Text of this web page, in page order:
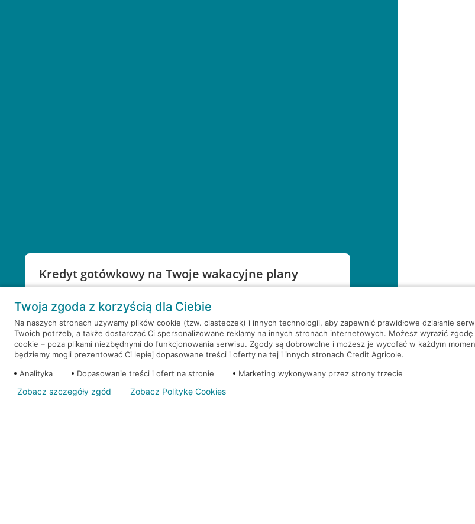
Kredyt gotówkowy na Twoje wakacyjne plany
RRSO: 9,6%
WEŹ KREDYT NOTA PRAWNA
Twoja zgoda z korzyścią dla Ciebie
Na naszych stronach używamy plików cookie (tzw. ciasteczek) i innych technologii, aby zapewnić prawidłowe działanie
Twoich potrzeb, a także dostarczać Ci spersonalizowane reklamy na innych stronach internetowych. Możesz wyrazić
cookie – poza plikami niezbędnymi do funkcjonowania serwisu. Zgody są dobrowolne i możesz je wycofać w każdym
będziemy mogli prezentować Ci lepiej dopasowane treści i oferty na tej i innych stronach Credit Agricole.
Analityka
Dopasowanie treści i ofert na stronie Marketing wykonywany przez strony trzecie
Zobacz szczegóły zgód Zobacz Politykę Cookies